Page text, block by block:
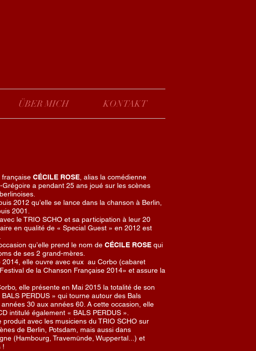
ÜBER MICH KONTAKT
française CÉCILE ROSE , alias la comédienne
Grégoire a pendant 25 ans joué sur les scènes
2012 qu’elle se lance dans la chanson à Berlin,
2001.
le TRIO SCHO et sa participation à leur 20
en qualité de « Special Guest » en 2012 est
qu’elle prend le nom de CÉCILE ROSE qui
de ses 2 grand-mères.
2014, elle ouvre avec eux au Corbo (cabaret
de la Chanson Française 2014» et assure la
elle présente en Mai 2015 la totalité de son
PERDUS » qui tourne autour des Bals
30 aux années 60. A cette occasion, elle
intitulé également « BALS PERDUS ».
produit avec les musiciens du TRIO SCHO sur
de Berlin, Potsdam, mais aussi dans
(Hambourg, Travemünde, Wuppertal...) et
!